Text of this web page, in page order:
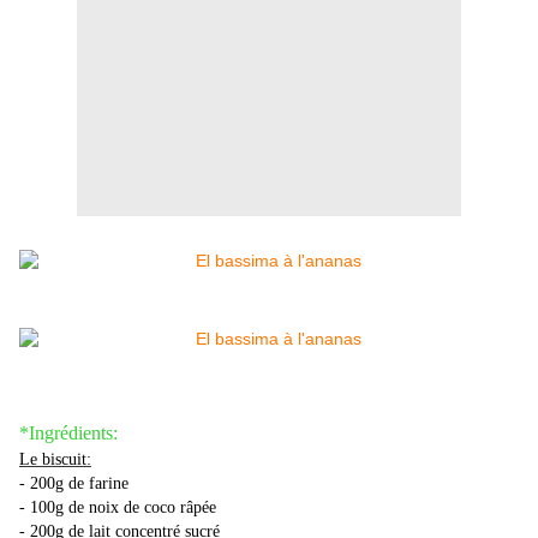
*Ingrédients:
Le biscuit:
- 200g de farine
- 100g de noix de coco râpée
- 200g de lait concentré sucré